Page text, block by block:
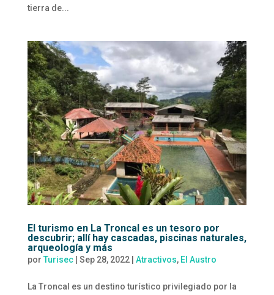
tierra de...
El turismo en La Troncal es un tesoro por
descubrir; allí hay cascadas, piscinas naturales,
arqueología y más
por Turisec| Sep 28, 2022| Atractivos, El Austro
La Troncal es un destino turístico privilegiado por la